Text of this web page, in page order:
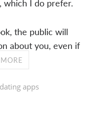
which I do prefer.
the public will
about you, even if
dating apps